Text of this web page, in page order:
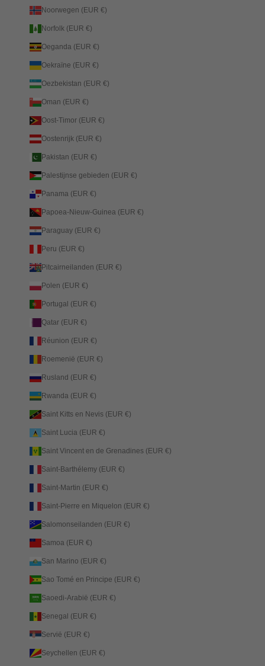
Noorwegen (EUR €)
Norfolk (EUR €)
Oeganda (EUR €)
Oekraïne (EUR €)
Oezbekistan (EUR €)
Oman (EUR €)
Oost-Timor (EUR €)
Oostenrijk (EUR €)
Pakistan (EUR €)
Palestijnse gebieden (EUR €)
Panama (EUR €)
Papoea-Nieuw-Guinea (EUR €)
Paraguay (EUR €)
Peru (EUR €)
Pitcairneilanden (EUR €)
Polen (EUR €)
Portugal (EUR €)
Qatar (EUR €)
Réunion (EUR €)
Roemenië (EUR €)
Rusland (EUR €)
Rwanda (EUR €)
Saint Kitts en Nevis (EUR €)
Saint Lucia (EUR €)
Saint Vincent en de Grenadines (EUR €)
Saint-Barthélemy (EUR €)
Saint-Martin (EUR €)
Saint-Pierre en Miquelon (EUR €)
Salomonseilanden (EUR €)
Samoa (EUR €)
San Marino (EUR €)
Sao Tomé en Principe (EUR €)
Saoedi-Arabië (EUR €)
Senegal (EUR €)
Servië (EUR €)
Seychellen (EUR €)